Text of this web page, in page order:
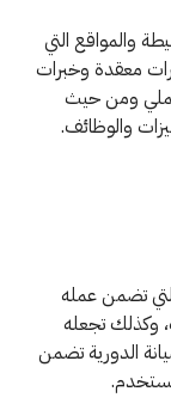
والمواقع التي
معقدة وخبرات
ومن حيث
والوظائف.
التي تضمن عمله
وكذلك تجعله
الدورية تضمن